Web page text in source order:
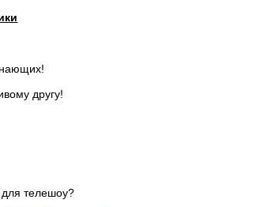
другу!
телешоу?